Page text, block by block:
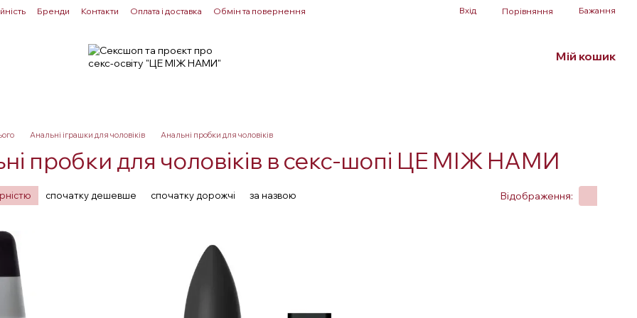
Бренди Контакти Оплата і доставка
Обмін та повернення
Вхід Порівняння Бажання
Мій кошик
Анальні іграшки для чоловіків Анальні пробки для чоловіків
пробки для чоловіків в секс-шопі ЦЕ МІЖ НАМИ
спочатку дешевше спочатку дорожчі за назвою Відображення: